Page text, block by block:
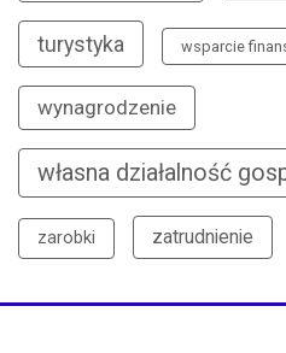
turystyka wsparcie
wynagrodzenie
własna działalność
zarobki zatrudnienie